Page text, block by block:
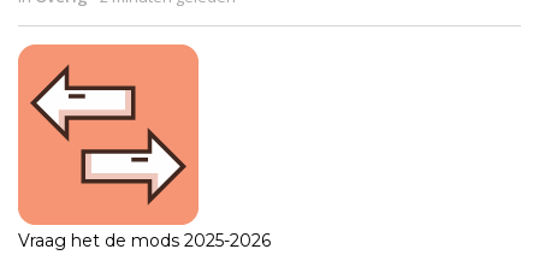
Vraag het de mods 2025-2026